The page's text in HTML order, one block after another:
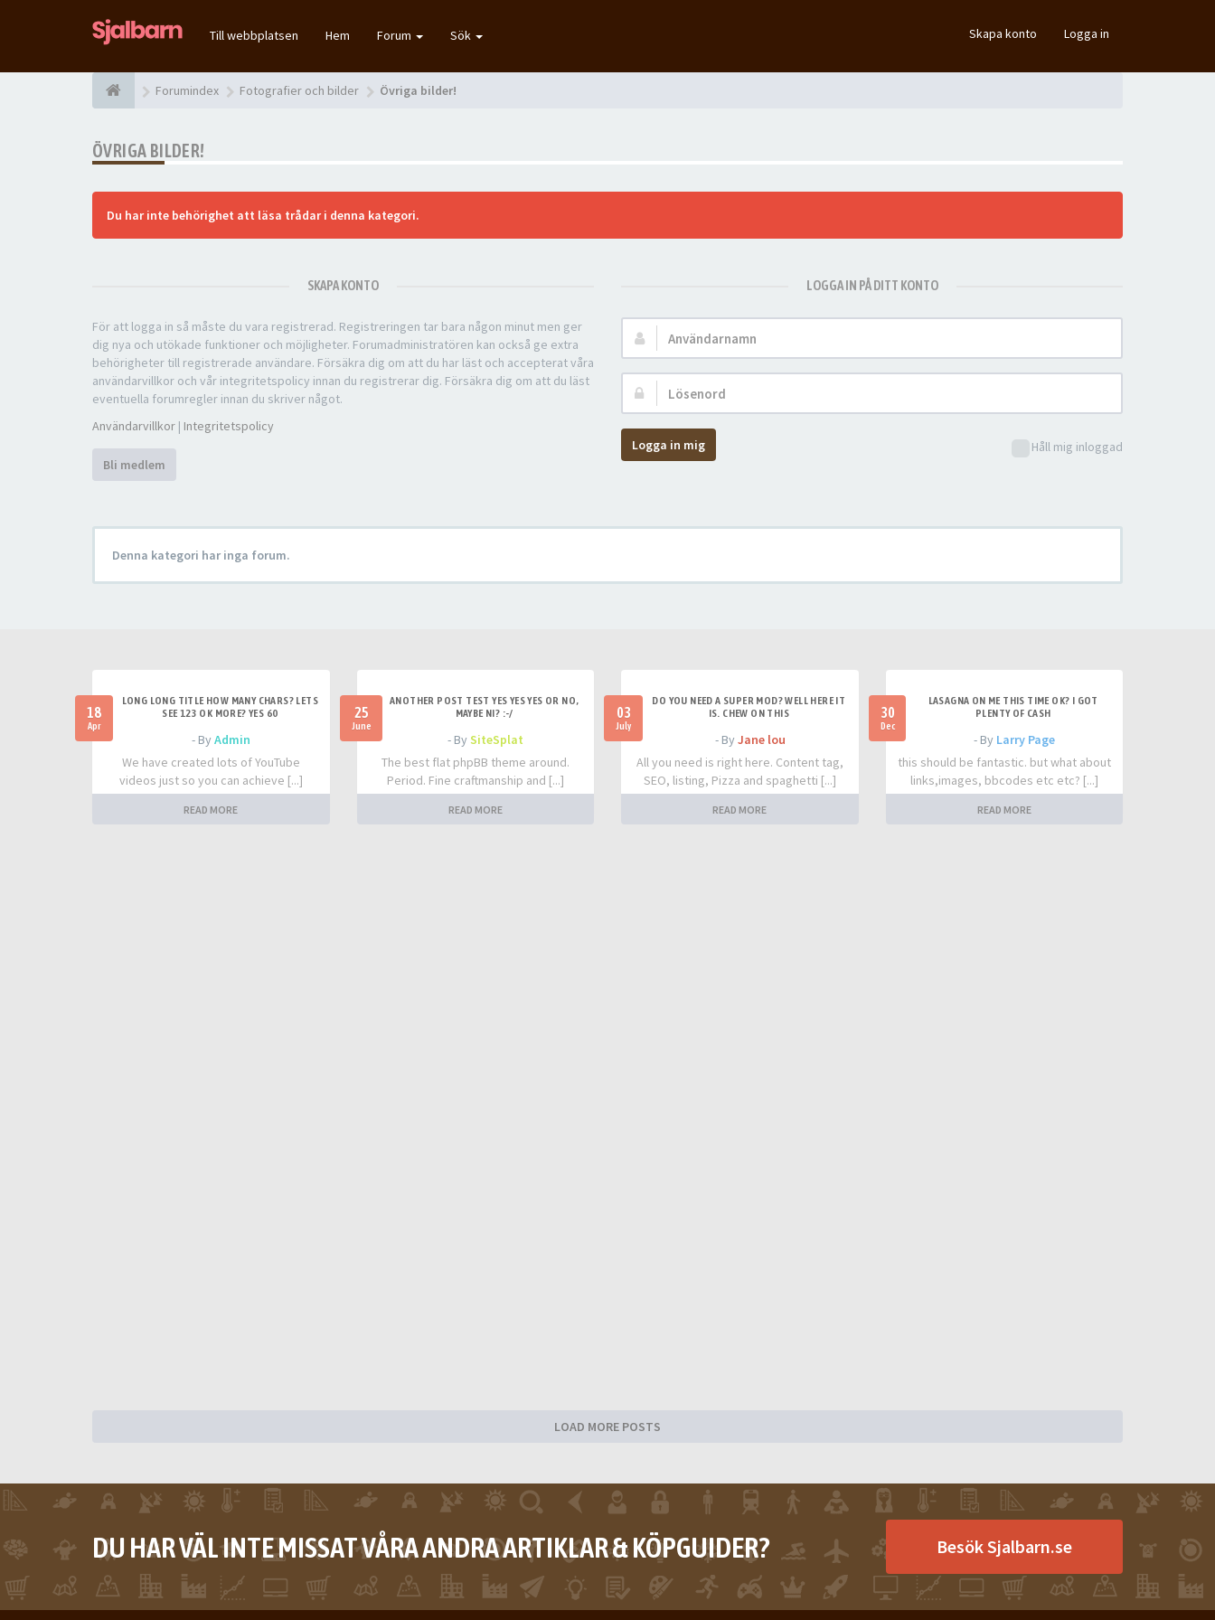
Till webbplatsen Hem Forum Sök Skapa konto Logga in
Forumindex Fotografier och bilder Övriga bilder!
ÖVRIGA BILDER!
Du har inte behörighet att läsa trådar i denna kategori.
SKAPA KONTO
För att logga in så måste du vara registrerad. Registreringen tar bara någon minut men ger
dig nya och utökade funktioner och möjligheter. Forumadministratören kan också ge extra
behörigheter till registrerade användare. Försäkra dig om att du har läst och accepterat våra
användarvillkor och vår integritetspolicy innan du registrerar dig. Försäkra dig om att du läst
eventuella forumregler innan du skriver något.
Användarvillkor | Integritetspolicy
Bli medlem
LOGGA IN PÅ DITT KONTO
Användarnamn:
Lösenord:
Håll mig inloggad
Logga in mig
Denna kategori har inga forum.
18
Apr
LONG LONG TITLE HOW MANY CHARS? LETS
SEE 123 OK MORE? YES 60
- ByAdmin
We have created lots of YouTube
videos just so you can achieve [...]
READ MORE
25
June
ANOTHER POST TEST YES YES YES OR NO,
MAYBE NI? :-/
- BySiteSplat
The best flat phpBB theme around.
Period. Fine craftmanship and [...]
READ MORE
03
July
DO YOU NEED A SUPER MOD? WELL HERE IT
IS. CHEW ON THIS
- By Jane lou
All you need is right here. Content tag,
SEO, listing, Pizza and spaghetti [...]
READ MORE
30
Dec
LASAGNA ON ME THIS TIME OK? I GOT
PLENTY OF CASH
- By Larry Page
this should be fantastic. but what about
links,images, bbcodes etc etc? [...]
READ MORE
LOAD MORE POSTS
DU HAR VÄL INTE MISSAT VÅRA ANDRA ARTIKLAR & KÖPGUIDER? Besök Sjalbarn.se